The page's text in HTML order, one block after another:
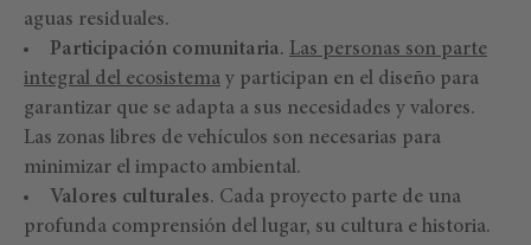
aguas residuales.
Participación comunitaria. Las personas son parte
integral del ecosistema y participan en el diseño para
garantizar que se adapta a sus necesidades y valores.
Las zonas libres de vehículos son necesarias para
minimizar el impacto ambiental.
Valores culturales. Cada proyecto parte de una
profunda comprensión del lugar, su cultura e historia.